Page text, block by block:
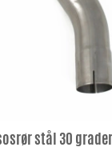
stål 30